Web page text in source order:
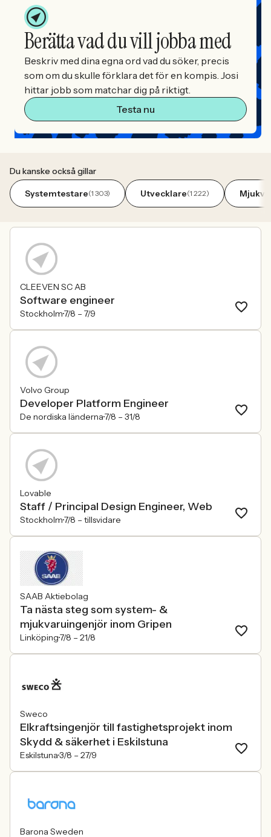
Berätta vad du vill jobba med
Beskriv med dina egna ord vad du söker, precis
som om du skulle förklara det för en kompis. Josi
hittar jobb som matchar dig på riktigt.
Testa nu
Du kanske också gillar
Systemtestare(1 303) Utvecklare(1 222)
CLEEVEN SC AB
Software engineer
Stockholm7/8 – 7/9
Volvo Group
Developer Platform Engineer
De nordiska länderna7/8 – 31/8
Lovable
Staff / Principal Design Engineer, Web
Stockholm7/8 – tillsvidare
SAAB Aktiebolag
Ta nästa steg som system- &
mjukvaruingenjör inom Gripen
Linköping7/8 – 21/8
Sweco
Elkraftsingenjör till fastighetsprojekt inom
Skydd & säkerhet i Eskilstuna
Eskilstuna3/8 – 27/9
Barona Sweden